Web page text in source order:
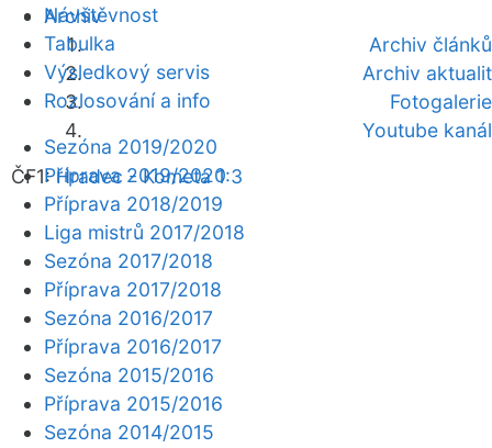
Archiv
Archiv článků
Archiv aktualit
Fotogalerie
Youtube kanál
ČF1:Hradec - Kometa 1:3
Návštěvnost
Tabulka
Výsledkový servis
Rozlosování a info
Sezóna 2019/2020
Příprava 2019/2020
Příprava 2018/2019
Liga mistrů 2017/2018
Sezóna 2017/2018
Příprava 2017/2018
Sezóna 2016/2017
Příprava 2016/2017
Sezóna 2015/2016
Příprava 2015/2016
Sezóna 2014/2015